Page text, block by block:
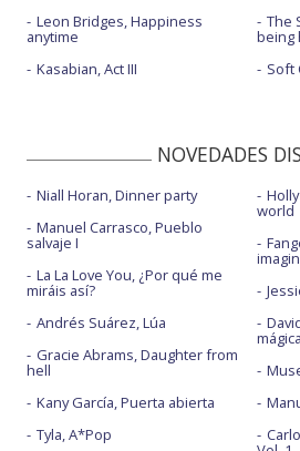
Leon Bridges, Happiness
anytime
Kasabian, Act III
The
being
Soft
NOVEDADES
Niall Horan, Dinner party
Manuel Carrasco, Pueblo
salvaje I
La La Love You, ¿Por qué me
miráis así?
Andrés Suárez, Lúa
Gracie Abrams, Daughter from
hell
Kany García, Puerta abierta
Tyla, A*Pop
world
mágica